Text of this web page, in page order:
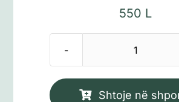
550 L
Sasi
është
Shtoje në